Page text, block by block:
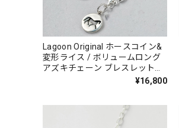
Lagoon Original ホースコイン&
変形ライス / ボリュームロング
アズキチェーン ブレスレット
¥16,800